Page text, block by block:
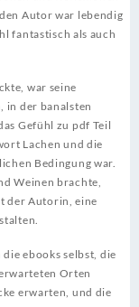
Autor war lebendig
fantastisch als auch
war seine
in der banalsten
Gefühl zu pdf Teil
Lachen und die
Bedingung war.
Weinen brachte,
der Autorin, eine
ebooks selbst, die
Orten
erwarten, und die